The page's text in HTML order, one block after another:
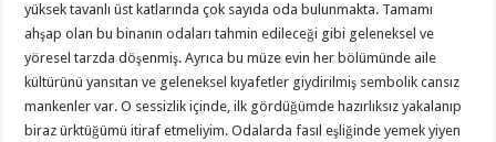
yüksek tavanlı üst katlarında çok sayıda oda bulunmakta. Tamamı
ahşap olan bu binanın odaları tahmin edileceği gibi geleneksel ve
yöresel tarzda döşenmiş. Ayrıca bu müze evin her bölümünde aile
kültürünü yansıtan ve geleneksel kıyafetler giydirilmiş sembolik cansız
mankenler var. O sessizlik içinde, ilk gördüğümde hazırlıksız yakalanıp
biraz ürktüğümü itiraf etmeliyim. Odalarda fasıl eşliğinde yemek yiyen